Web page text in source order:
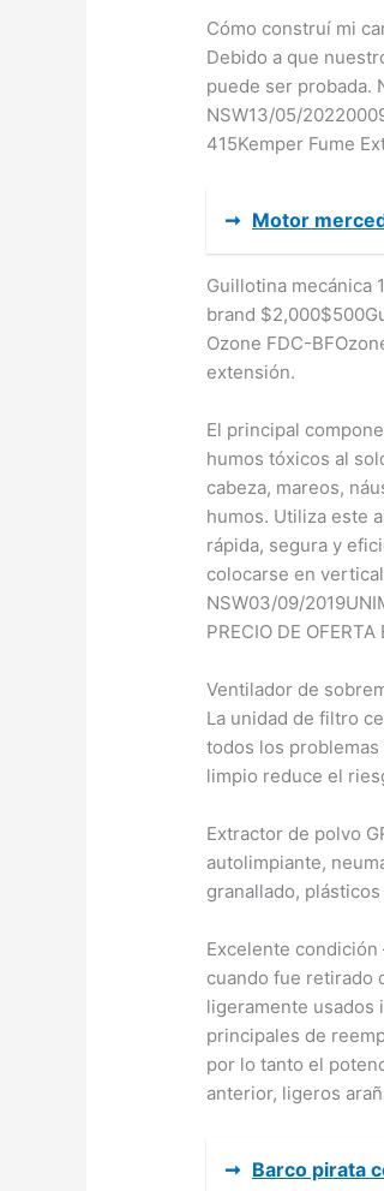
Cómo construí mi
Debido a que
puede ser probada.
NSW13/05/
415Kemper Fume
➞ Motor
Guillotina mecánica
brand
Ozone FDC-
extensión.
El principal
humos tóxicos al
cabeza, mareos,
humos. Utiliza este
rápida, segura y
colocarse en
NSW03/09/
PRECIO DE OFERTA
Ventilador de
La unidad de filtro
todos los
limpio reduce el
Extractor de polvo
autolimpiante,
granallado,
Excelente
cuando fue retirado
ligeramente usados
principales de
por lo tanto el
anterior, ligeros
➞ Barco pirata